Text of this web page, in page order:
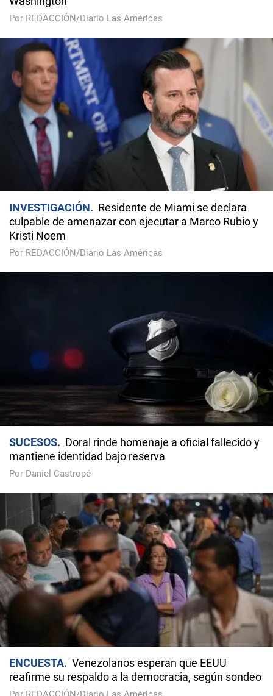
Por REDACCIÓN/Diario Las Américas
INVESTIGACIÓN
Residente de Miami se declara
culpable de amenazar con ejecutar a Marco Rubio y
Kristi Noem
Por REDACCIÓN/Diario Las Américas
SUCESOS
Doral rinde homenaje a oficial fallecido y
mantiene identidad bajo reserva
Por Daniel Castropé
ENCUESTA
Venezolanos esperan que EEUU
reafirme su respaldo a la democracia, según sondeo